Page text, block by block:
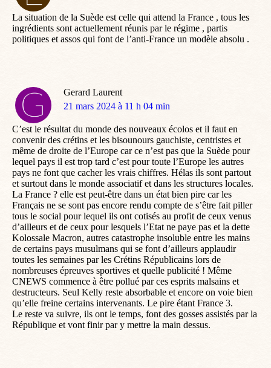
La situation de la Suède est celle qui attend la France , tous les
ingrédients sont actuellement réunis par le régime , partis
politiques et assos qui font de l’anti-France un modèle absolu .
Gerard Laurent
dit
21 mars 2024 à 11 h 04 min
C’est le résultat du monde des nouveaux écolos et il faut en
convenir des crétins et les bisounours gauchiste, centristes et
même de droite de l’Europe car ce n’est pas que la Suède pour
lequel pays il est trop tard c’est pour toute l’Europe les autres
pays ne font que cacher les vrais chiffres. Hélas ils sont partout
et surtout dans le monde associatif et dans les structures locales.
La France ? elle est peut-être dans un état bien pire car les
Français ne se sont pas encore rendu compte de s’être fait piller
tous le social pour lequel ils ont cotisés au profit de ceux venus
d’ailleurs et de ceux pour lesquels l’Etat ne paye pas et la dette
Kolossale Macron, autres catastrophe insoluble entre les mains
de certains pays musulmans qui se font d’ailleurs applaudir
toutes les semaines par les Crétins Républicains lors de
nombreuses épreuves sportives et quelle publicité ! Même
CNEWS commence à être pollué par ces esprits malsains et
destructeurs. Seul Kelly reste absorbable et encore on voie bien
qu’elle freine certains intervenants. Le pire étant France 3.
Le reste va suivre, ils ont le temps, font des gosses assistés par la
République et vont finir par y mettre la main dessus.